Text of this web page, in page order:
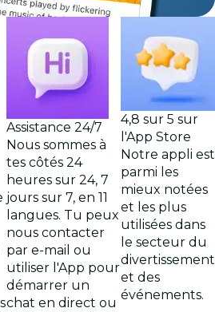
Assistance 24/7
Nous sommes à
tes côtés 24
heures sur 24, 7
jours sur 7, en 11
langues. Tu peux
nous contacter
par e-mail ou
utiliser l'App pour
démarrer un
chat en direct ou
4,8 sur 5 sur
l'App Store
Notre appli est
parmi les
mieux notées
et les plus
utilisées dans
le secteur du
divertissement
et des
événements.